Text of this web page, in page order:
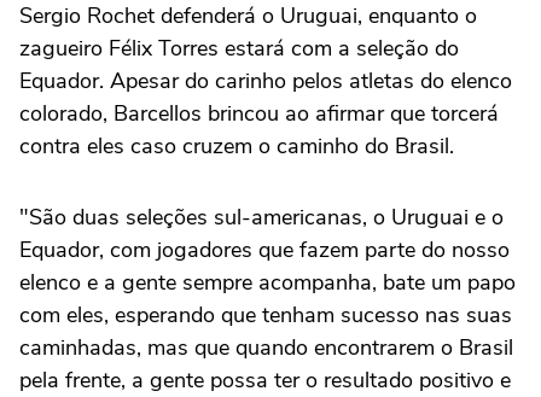
Sergio Rochet defenderá o Uruguai, enquanto o
zagueiro Félix Torres estará com a seleção do
Equador. Apesar do carinho pelos atletas do elenco
colorado, Barcellos brincou ao afirmar que torcerá
contra eles caso cruzem o caminho do Brasil.
"São duas seleções sul-americanas, o Uruguai e o
Equador, com jogadores que fazem parte do nosso
elenco e a gente sempre acompanha, bate um papo
com eles, esperando que tenham sucesso nas suas
caminhadas, mas que quando encontrarem o Brasil
pela frente, a gente possa ter o resultado positivo e